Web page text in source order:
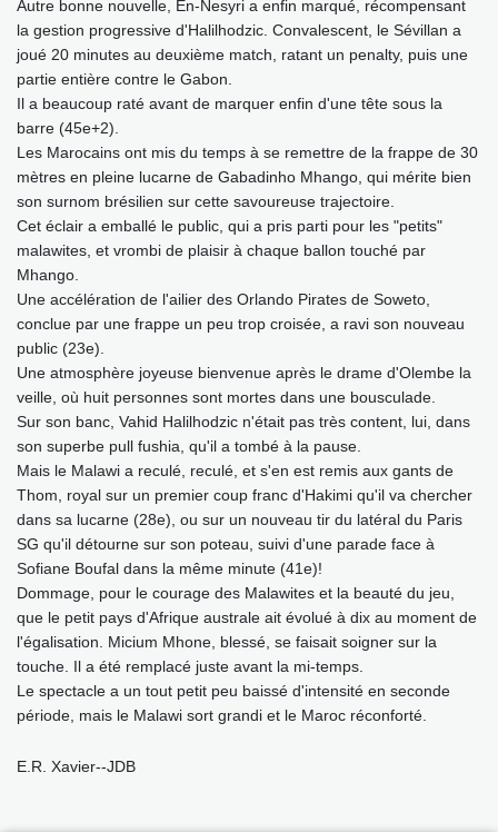
Autre bonne nouvelle, En-Nesyri a enfin marqué, récompensant
la gestion progressive d'Halilhodzic. Convalescent, le Sévillan a
joué 20 minutes au deuxième match, ratant un penalty, puis une
partie entière contre le Gabon.
Il a beaucoup raté avant de marquer enfin d'une tête sous la
barre (45e+2).
Les Marocains ont mis du temps à se remettre de la frappe de 30
mètres en pleine lucarne de Gabadinho Mhango, qui mérite bien
son surnom brésilien sur cette savoureuse trajectoire.
Cet éclair a emballé le public, qui a pris parti pour les "petits"
malawites, et vrombi de plaisir à chaque ballon touché par
Mhango.
Une accélération de l'ailier des Orlando Pirates de Soweto,
conclue par une frappe un peu trop croisée, a ravi son nouveau
public (23e).
Une atmosphère joyeuse bienvenue après le drame d'Olembe la
veille, où huit personnes sont mortes dans une bousculade.
Sur son banc, Vahid Halilhodzic n'était pas très content, lui, dans
son superbe pull fushia, qu'il a tombé à la pause.
Mais le Malawi a reculé, reculé, et s'en est remis aux gants de
Thom, royal sur un premier coup franc d'Hakimi qu'il va chercher
dans sa lucarne (28e), ou sur un nouveau tir du latéral du Paris
SG qu'il détourne sur son poteau, suivi d'une parade face à
Sofiane Boufal dans la même minute (41e)!
Dommage, pour le courage des Malawites et la beauté du jeu,
que le petit pays d'Afrique australe ait évolué à dix au moment de
l'égalisation. Micium Mhone, blessé, se faisait soigner sur la
touche. Il a été remplacé juste avant la mi-temps.
Le spectacle a un tout petit peu baissé d'intensité en seconde
période, mais le Malawi sort grandi et le Maroc réconforté.
E.R. Xavier--JDB